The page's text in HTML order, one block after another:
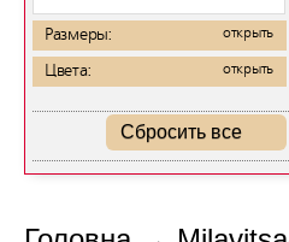
Размеры: открыть
Цвета: открыть
Сбросить все